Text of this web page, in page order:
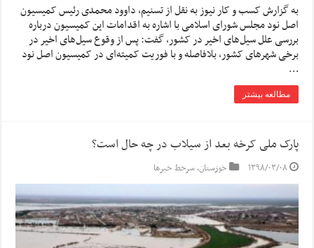
به گزارش کسب و کار نیوز به نقل از تسنیم، داوود محمدی رئیس کمیسیون
اصل نود مجلس شورای اسلامی با اشاره به اقدامات این کمیسیون درباره
بررسی علل سیل‌های اخیر در کشور، گفت: پس از وقوع سیل‌های اخیر در
برخی شهرهای کشور، بلافاصله و با فوریت کمیته‌ای در کمیسیون اصل نود
…
مطالعه بیشتر
پارک ملی کرخه بعد از سیلاب در چه حال است؟
۱۳۹۸/۰۳/۰۸ خوزستان,سرخط خبرها